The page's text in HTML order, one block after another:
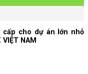
cho dự án lớn nhỏ
NAM